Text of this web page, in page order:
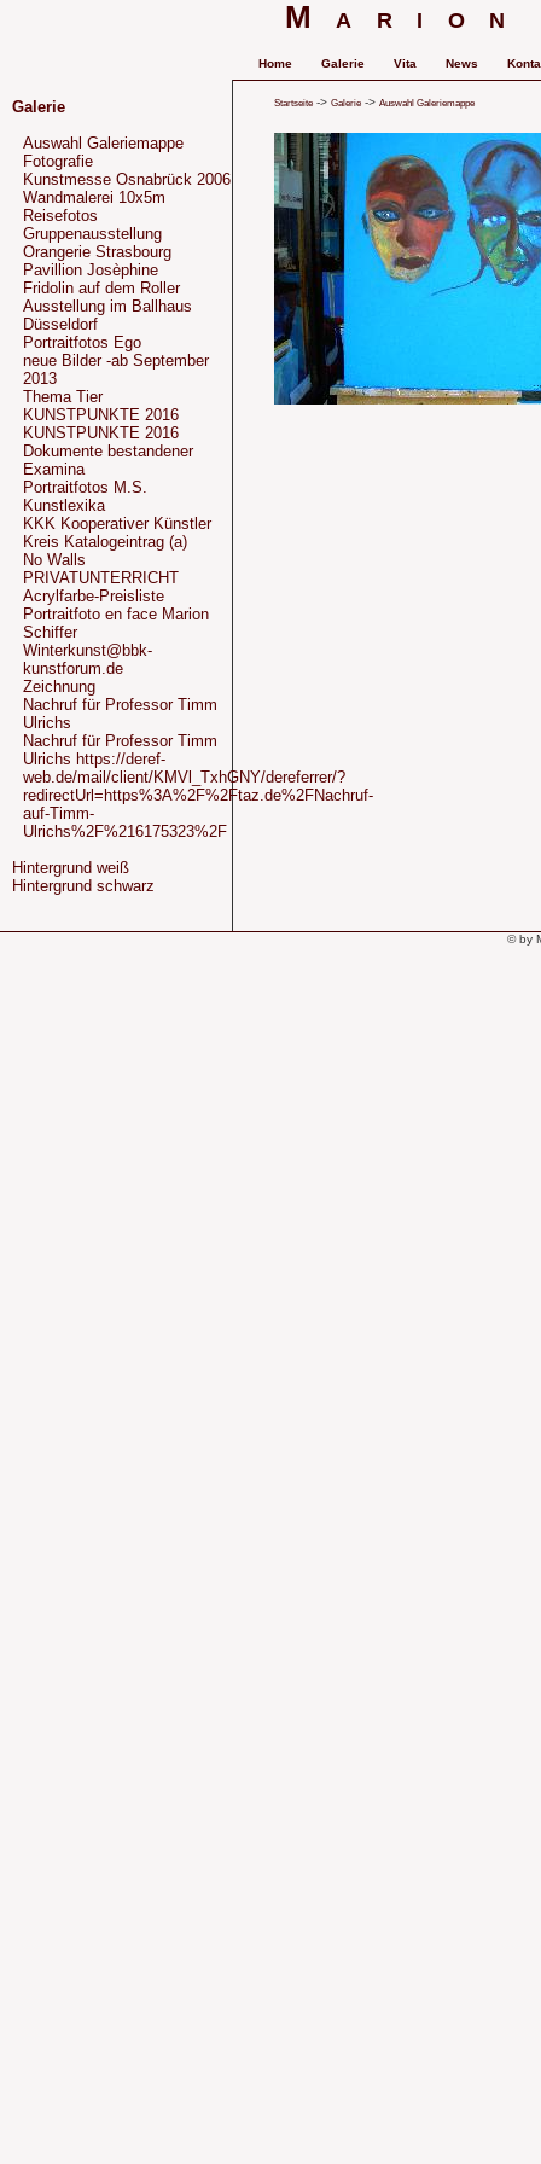
Home Galerie Vita News
Startseite ->Galerie ->Auswahl Galeriemappe
Galerie
Auswahl Galeriemappe
Fotografie
Kunstmesse Osnabrück 2006
Wandmalerei 10x5m
Reisefotos
Gruppenausstellung
Orangerie Strasbourg
Pavillion Josèphine
Fridolin auf dem Roller
Ausstellung im Ballhaus
Düsseldorf
Portraitfotos Ego
neue Bilder -ab September
2013
Thema Tier
KUNSTPUNKTE 2016
KUNSTPUNKTE 2016
Dokumente bestandener
Examina
Portraitfotos M.S.
Kunstlexika
KKK Kooperativer Künstler
Kreis Katalogeintrag (a)
No Walls
PRIVATUNTERRICHT
Acrylfarbe-Preisliste
Portraitfoto en face Marion
Schiffer
Winterkunst@bbk-
kunstforum.de
Zeichnung
Nachruf für Professor Timm
Ulrichs
Nachruf für Professor Timm
Ulrichs https://deref-
web.de/mail/client/KMVl_TxhGNY/dereferrer/?
redirectUrl=https%3A%2F%2Ftaz.de%2FNachruf-
auf-Timm-
Ulrichs%2F%216175323%2F
Hintergrund weiß
Hintergrund schwarz
© by